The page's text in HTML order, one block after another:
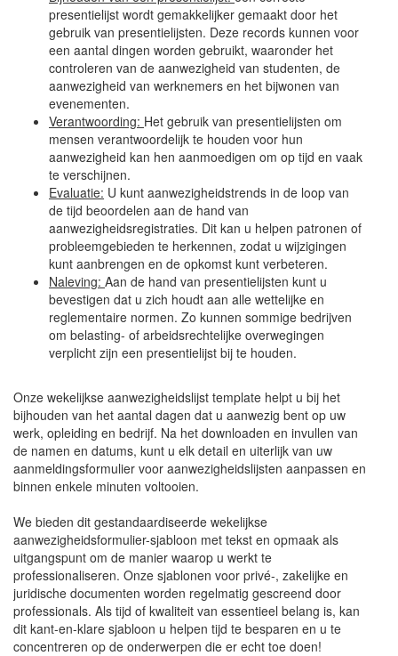
presentielijst wordt gemakkelijker gemaakt door het
gebruik van presentielijsten. Deze records kunnen voor
een aantal dingen worden gebruikt, waaronder het
controleren van de aanwezigheid van studenten, de
aanwezigheid van werknemers en het bijwonen van
evenementen.
Verantwoording: Het gebruik van presentielijsten om
mensen verantwoordelijk te houden voor hun
aanwezigheid kan hen aanmoedigen om op tijd en vaak
te verschijnen.
Evaluatie: U kunt aanwezigheidstrends in de loop van
de tijd beoordelen aan de hand van
aanwezigheidsregistraties. Dit kan u helpen patronen of
probleemgebieden te herkennen, zodat u wijzigingen
kunt aanbrengen en de opkomst kunt verbeteren.
Naleving: Aan de hand van presentielijsten kunt u
bevestigen dat u zich houdt aan alle wettelijke en
reglementaire normen. Zo kunnen sommige bedrijven
om belasting- of arbeidsrechtelijke overwegingen
verplicht zijn een presentielijst bij te houden.
Onze wekelijkse aanwezigheidslijst template helpt u bij het
bijhouden van het aantal dagen dat u aanwezig bent op uw
werk, opleiding en bedrijf. Na het downloaden en invullen van
de namen en datums, kunt u elk detail en uiterlijk van uw
aanmeldingsformulier voor aanwezigheidslijsten aanpassen en
binnen enkele minuten voltooien.
We bieden dit gestandaardiseerde wekelijkse
aanwezigheidsformulier-sjabloon met tekst en opmaak als
uitgangspunt om de manier waarop u werkt te
professionaliseren. Onze sjablonen voor privé-, zakelijke en
juridische documenten worden regelmatig gescreend door
professionals. Als tijd of kwaliteit van essentieel belang is, kan
dit kant-en-klare sjabloon u helpen tijd te besparen en u te
concentreren op de onderwerpen die er echt toe doen!